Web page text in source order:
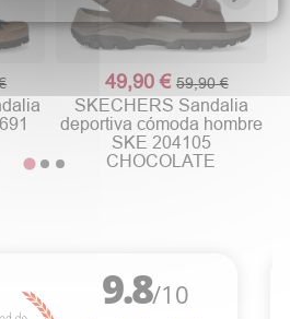
49,90 € 59,90 €
SKECHERS Sandalia
deportiva cómoda hombre
SKE 204105
CHOCOLATE